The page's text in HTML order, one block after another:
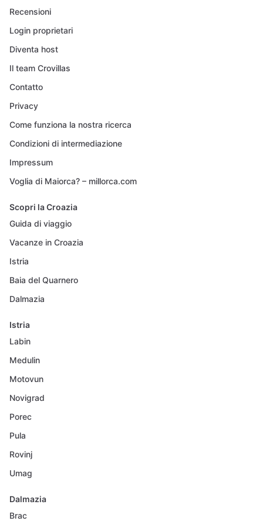
Recensioni
Login proprietari
Diventa host
Il team Crovillas
Contatto
Privacy
Come funziona la nostra ricerca
Condizioni di intermediazione
Impressum
Voglia di Maiorca? – millorca.com
Scopri la Croazia
Guida di viaggio
Vacanze in Croazia
Istria
Baia del Quarnero
Dalmazia
Istria
Labin
Medulin
Motovun
Novigrad
Porec
Pula
Rovinj
Umag
Dalmazia
Brac